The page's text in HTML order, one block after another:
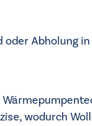
Abholung
wodurch